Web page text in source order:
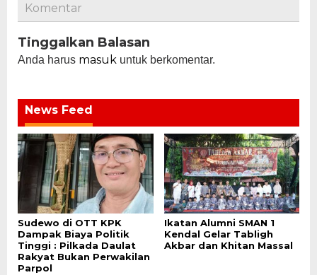
Komentar
Tinggalkan Balasan
Anda harus masuk untuk berkomentar.
News Feed
Sudewo di OTT KPK
Dampak Biaya Politik
Tinggi : Pilkada Daulat
Rakyat Bukan Perwakilan
Parpol
Ikatan Alumni SMAN 1
Kendal Gelar Tabligh
Akbar dan Khitan Massal